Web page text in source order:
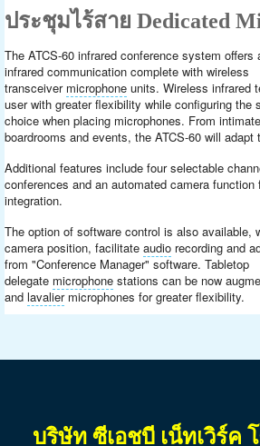
ประชุมไร้สาย Dedicated
The ATCS-60 infrared conference system offers
infrared communication complete with wireless
transceiver microphoneunits. Wireless infrared
user with greater flexibility while configuring the
choice when placing microphones. From
boardrooms and events, the ATCS-60 will adapt
Additional features include four selectable
conferences and an automated camera function
integration.
The option of software control is also available,
camera position, facilitate audiorecording and
from "Conference Manager" software. Tabletop
delegate microphonestations can be now
and lavaliermicrophones for greater flexibility.
บริษัท ซีเอชบี เน็ทเวิร์ค